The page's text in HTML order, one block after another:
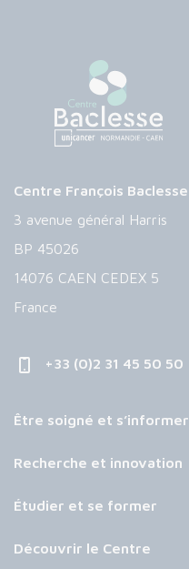
Centre François Baclesse
3 avenue général Harris
BP 45026
14076 CAEN CEDEX 5
France
+33 (0)2 31 45 50 50
Être soigné et s’informer
Recherche et innovation
Étudier et se former
Découvrir le Centre